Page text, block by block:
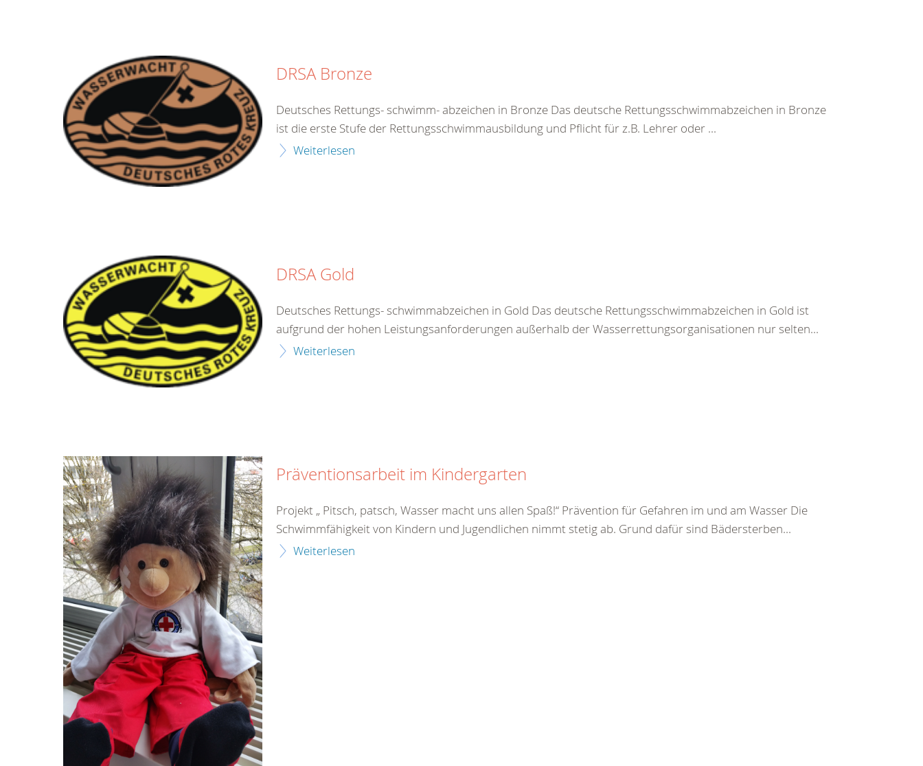
DRSA Bronze
Deutsches Rettungs- schwimm- abzeichen in Bronze Das deutsche Rettungsschwimmabzeichen in Bronze
ist die erste Stufe der Rettungsschwimmausbildung und Pflicht für z.B. Lehrer oder ...
Weiterlesen
DRSA Gold
Deutsches Rettungs- schwimmabzeichen in Gold Das deutsche Rettungsschwimmabzeichen in Gold ist
aufgrund der hohen Leistungsanforderungen außerhalb der Wasserrettungsorganisationen nur selten...
Weiterlesen
Präventionsarbeit im Kindergarten
Projekt „ Pitsch, patsch, Wasser macht uns allen Spaß!“ Prävention für Gefahren im und am Wasser Die
Schwimmfähigkeit von Kindern und Jugendlichen nimmt stetig ab. Grund dafür sind Bädersterben...
Weiterlesen